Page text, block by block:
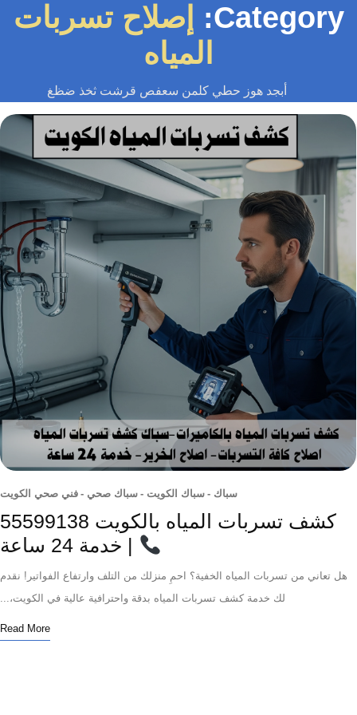
إصلاح تسربات
المياه
أبجد هوز حطي كلمن سعفص قرشت ثخذ ضظغ
سباك- سباك الكويت- سباك صحي- فني صحي الكويت
تسربات المياه بالكويت 55599138
| خدمة 24 ساعة
من تسربات المياه الخفية؟ احمِ منزلك من التلف وارتفاع الفواتير! نقدم
لك خدمة كشف تسربات المياه بدقة واحترافية عالية في الكويت،...
Read More